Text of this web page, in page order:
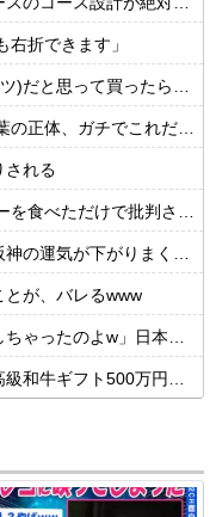
折できます」
らわざわざ店に戻って確認したら！！！！
ガチでこれだったｗｗｗｗ
される
べただけで批判される
気が下がりまくるやろな
とが、バレるwww
ダ人が母国でたこ焼き屋を開業した結果w
でw」→取引先本社の社長に直接納品したら…